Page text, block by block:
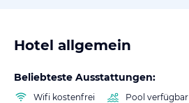
Hotel allgemein
Beliebteste Ausstattungen:
Wifi kostenfrei
Pool verfügbar